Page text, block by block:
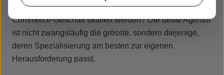
Sichtbarkeit gesteigert, mehr Leads generiert oder ein E-
Commerce-Geschäft skaliert werden? Die beste Agentur
ist nicht zwangsläufig die grösste, sondern diejenige,
deren Spezialisierung am besten zur eigenen
Herausforderung passt.